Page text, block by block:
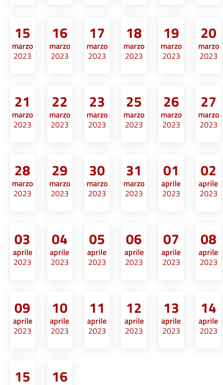
15
marzo
2023
16
marzo
2023
17
marzo
2023
18
marzo
2023
19
marzo
2023
20
marzo
2023
21
marzo
2023
22
marzo
2023
23
marzo
2023
25
marzo
2023
26
marzo
2023
27
marzo
2023
28
marzo
2023
29
marzo
2023
30
marzo
2023
31
marzo
2023
01
aprile
2023
02
aprile
2023
03
aprile
2023
04
aprile
2023
05
aprile
2023
06
aprile
2023
07
aprile
2023
08
aprile
2023
09
aprile
2023
10
aprile
2023
11
aprile
2023
12
aprile
2023
13
aprile
2023
14
aprile
2023
15 16